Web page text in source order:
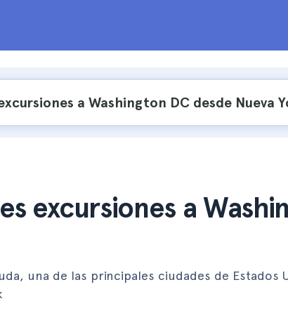
excursiones a
una de las principales ciudades de Estados